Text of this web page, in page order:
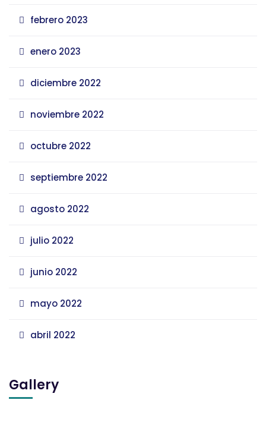
febrero 2023
enero 2023
diciembre 2022
noviembre 2022
octubre 2022
septiembre 2022
agosto 2022
julio 2022
junio 2022
mayo 2022
abril 2022
Gallery